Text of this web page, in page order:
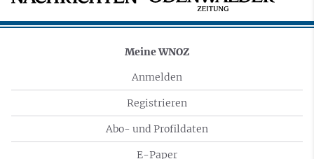
Meine WNOZ
Anmelden
Registrieren
Abo- und Profildaten
E-Paper